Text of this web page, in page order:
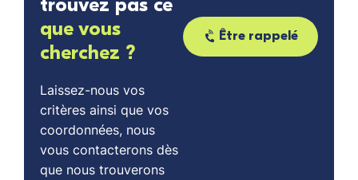
que vous
cherchez ?
Laissez-nous vos
critères ainsi que vos
coordonnées, nous
vous contacterons dès
que nous trouverons
Être rappelé